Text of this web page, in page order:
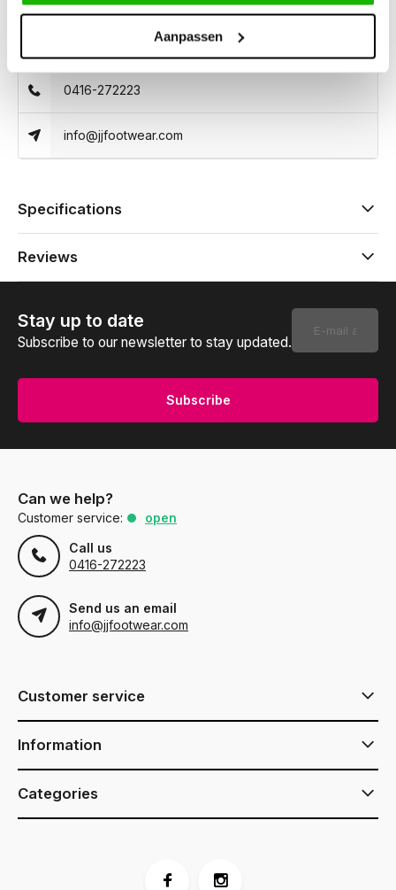
Aanpassen
Can we help?
open
0416-272223
info@jjfootwear.com
Specifications
Reviews
Stay up to date
Subscribe to our newsletter to stay updated.
Subscribe
Can we help?
Customer service:
open
Call us
0416-272223
Send us an email
info@jjfootwear.com
Customer service
Information
Categories